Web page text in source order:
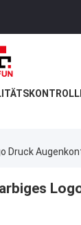
Druck